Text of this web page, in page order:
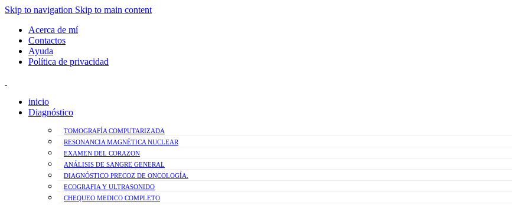
Skip to navigation Skip to main content
Acerca de mí
Contactos
Ayuda
Política de privacidad
inicio
Diagnóstico
TOMOGRAFÍA COMPUTARIZADA
RESONANCIA MAGNÉTICA NUCLEAR
EXAMEN DEL CORAZON
ANÁLISIS DE SANGRE GENERAL
DIAGNÓSTICO PRECOZ DE ONCOLOGÍA.
ECOGRAFIA Y ULTRASONIDO
CHEQUEO MEDICO COMPLETO